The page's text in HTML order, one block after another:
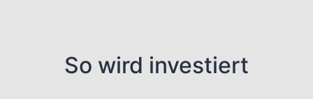
So wird investiert